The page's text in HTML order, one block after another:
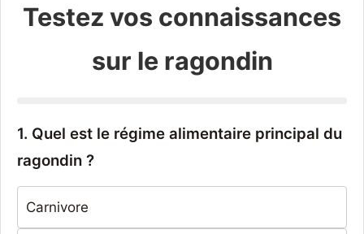
Testez vos connaissances
sur le ragondin
1. Quel est le régime alimentaire principal du
ragondin ?
Carnivore